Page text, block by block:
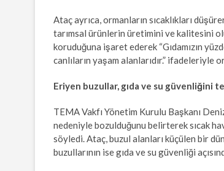
Ataç ayrıca, ormanların sıcaklıkları
tarımsal ürünlerin üretimini ve kalitesini
koruduğuna işaret ederek “Gıdamızın
canlıların yaşam alanlarıdır.” ifadeleriyle
Eriyen buzullar, gıda ve su güvenliğini
TEMA Vakfı Yönetim Kurulu Başkanı
nedeniyle bozulduğunu belirterek sıcak
söyledi. Ataç, buzul alanları küçülen bir
buzullarının ise gıda ve su güvenliği